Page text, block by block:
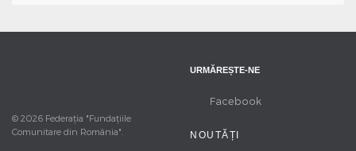
© 2026 Federația "Fundațiile
Comunitare din România".
URMĂREȘTE-NE
Facebook
NOUTĂȚI